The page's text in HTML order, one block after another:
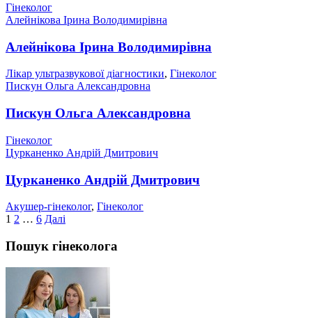
Гінеколог
Алейнікова Ірина Володимирівна
Алейнікова Ірина Володимирівна
Лікар ультразвукової діагностики, Гінеколог
Пискун Ольга Александровна
Пискун Ольга Александровна
Гінеколог
Цурканенко Андрій Дмитрович
Цурканенко Андрій Дмитрович
Акушер-гінеколог, Гінеколог
Пагінація
записів
1 2 … 6 Далі
Пошук гінеколога